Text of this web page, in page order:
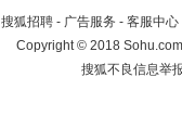
搜狐招聘 - 广告服务 - 客服中心
Copyright©2018
搜狐不良信息举